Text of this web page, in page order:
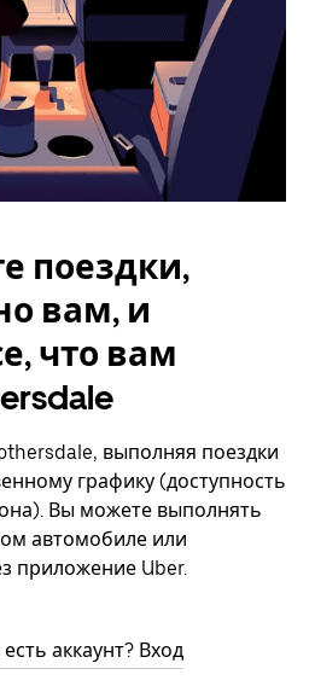
поездки,
вам, и
что вам
выполняя поездки
графику (доступность
Вы можете выполнять
автомобиле или
приложение Uber.
аккаунт? Вход